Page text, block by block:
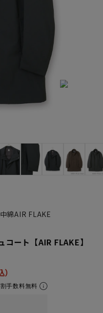
綿AIR FLAKE
ート【AIR FLAKE】
手数料無料